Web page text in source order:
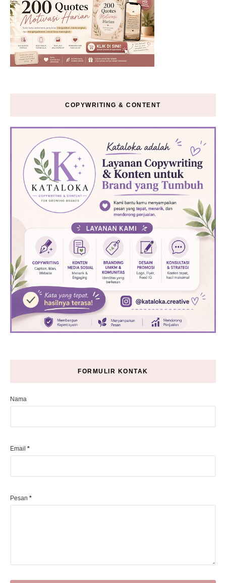
COPYWRITING & CONTENT
FORMULIR KONTAK
Nama
Email *
Pesan *